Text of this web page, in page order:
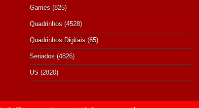
Games (825)
Quadrinhos (4528)
Quadrinhos Digitais (65)
Seriados (4826)
US (2820)